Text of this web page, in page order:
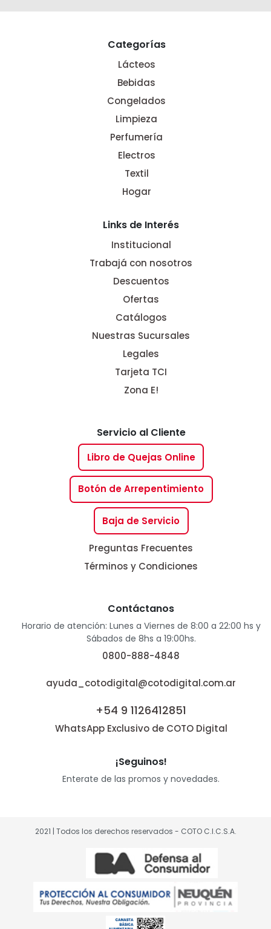
Categorías
Lácteos
Bebidas
Congelados
Limpieza
Perfumería
Electros
Textil
Hogar
Links de Interés
Institucional
Trabajá con nosotros
Descuentos
Ofertas
Catálogos
Nuestras Sucursales
Legales
Tarjeta TCI
Zona E!
Servicio al Cliente
Libro de Quejas Online
Botón de Arrepentimiento
Baja de Servicio
Preguntas Frecuentes
Términos y Condiciones
Contáctanos
Horario de atención: Lunes a Viernes de 8:00 a 22:00 hs y
Sábados de 8hs a 19:00hs.
0800-888-4848
ayuda_cotodigital@cotodigital.com.ar
+54 9 1126412851
WhatsApp Exclusivo de COTO Digital
¡Seguinos!
Enterate de las promos y novedades.
2021 | Todos los derechos reservados - COTO C.I.C.S.A.